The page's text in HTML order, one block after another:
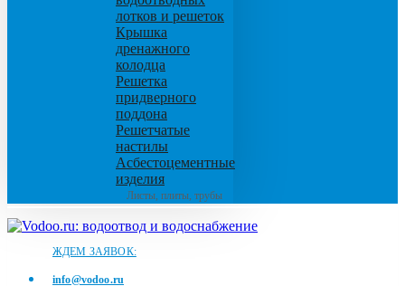
лотков и решеток
Крышка
дренажного
колодца
Решетка
придверного
поддона
Решетчатые
настилы
Асбестоцементные
изделия
Листы, плиты, трубы
ЖДЕМ ЗАЯВОК:
info@vodoo.ru